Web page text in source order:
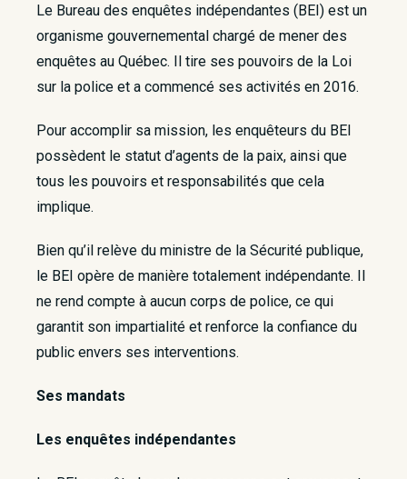
Le Bureau des enquêtes indépendantes (BEI) est un
organisme gouvernemental chargé de mener des
enquêtes au Québec. Il tire ses pouvoirs de la Loi
sur la police et a commencé ses activités en 2016.
Pour accomplir sa mission, les enquêteurs du BEI
possèdent le statut d’agents de la paix, ainsi que
tous les pouvoirs et responsabilités que cela
implique.
Bien qu’il relève du ministre de la Sécurité publique,
le BEI opère de manière totalement indépendante. Il
ne rend compte à aucun corps de police, ce qui
garantit son impartialité et renforce la confiance du
public envers ses interventions.
Ses mandats
Les enquêtes indépendantes